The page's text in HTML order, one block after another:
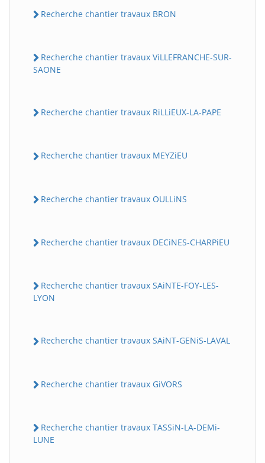
Recherche chantier travaux BRON
Recherche chantier travaux ViLLEFRANCHE-SUR-
SAONE
Recherche chantier travaux RiLLiEUX-LA-PAPE
Recherche chantier travaux MEYZiEU
Recherche chantier travaux OULLiNS
Recherche chantier travaux DECiNES-CHARPiEU
Recherche chantier travaux SAiNTE-FOY-LES-
LYON
Recherche chantier travaux SAiNT-GENiS-LAVAL
Recherche chantier travaux GiVORS
Recherche chantier travaux TASSiN-LA-DEMi-
LUNE